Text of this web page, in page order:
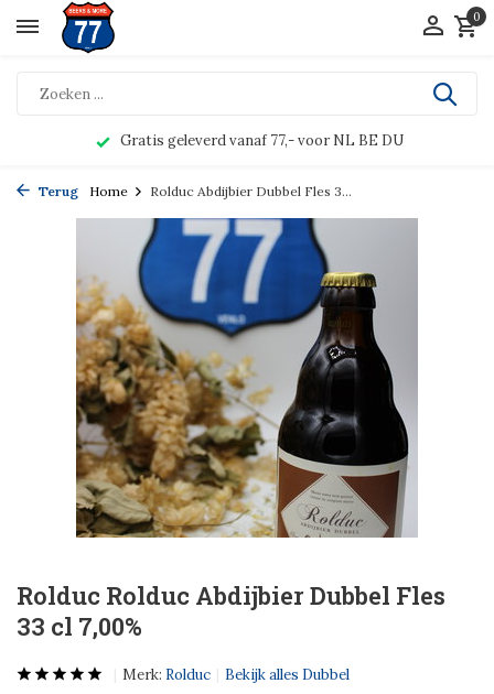
0
Gratis geleverd vanaf 77,- voor NL BE DU
Terug Home Rolduc Abdijbier Dubbel Fles 3...
Rolduc Rolduc Abdijbier Dubbel Fles
33 cl 7,00%
Merk: Rolduc Bekijk alles Dubbel